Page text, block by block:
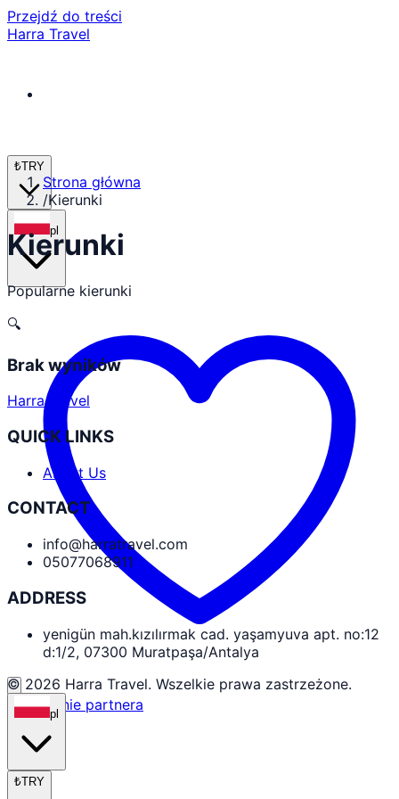
Przejdź do treści
Harra Travel
₺TRY
pl
Logowanie partnera
Strona główna
/Kierunki
Kierunki
Popularne kierunki
🔍
Brak wyników
Harra Travel
QUICK LINKS
About Us
CONTACT
info@harratravel.com
05077068911
ADDRESS
yenigün mah.kızılırmak cad. yaşamyuva apt. no:12
d:1/2, 07300 Muratpaşa/Antalya
© 2026 Harra Travel. Wszelkie prawa zastrzeżone.
pl
₺TRY